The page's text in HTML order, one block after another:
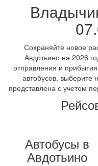
Сохраняйте новое
Авдотьино на 2026
отправления и
автобусов, выберите
представлена с учетом
Автобусы в
Авдотьино